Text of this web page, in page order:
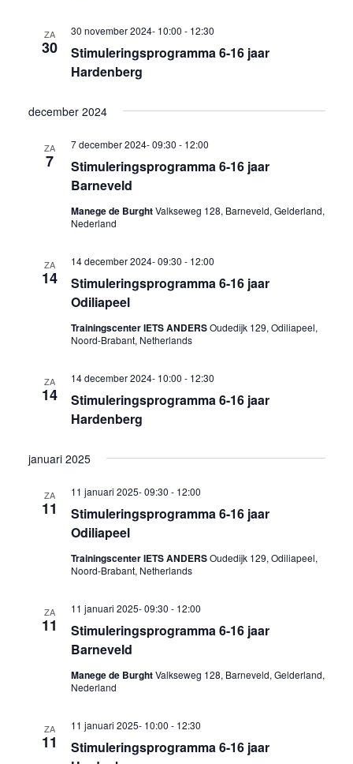
ZA
30
Stimuleringsprogramma 6-16 jaar
Hardenberg
30 november 2024- 10:00 - 12:30
december 2024
ZA
7
Stimuleringsprogramma 6-16 jaar
Barneveld
7 december 2024- 09:30 - 12:00
Manege de BurghtValkseweg 128, Barneveld, Gelderland,
Nederland
ZA
14
Stimuleringsprogramma 6-16 jaar
Odiliapeel
14 december 2024- 09:30 - 12:00
Trainingscenter IETS ANDERSOudedijk 129, Odiliapeel,
Noord-Brabant, Netherlands
ZA
14
Stimuleringsprogramma 6-16 jaar
Hardenberg
14 december 2024- 10:00 - 12:30
januari 2025
ZA
11
Stimuleringsprogramma 6-16 jaar
Odiliapeel
11 januari 2025- 09:30 - 12:00
Trainingscenter IETS ANDERSOudedijk 129, Odiliapeel,
Noord-Brabant, Netherlands
ZA
11
Stimuleringsprogramma 6-16 jaar
Barneveld
11 januari 2025- 09:30 - 12:00
Manege de BurghtValkseweg 128, Barneveld, Gelderland,
Nederland
ZA
11
Stimuleringsprogramma 6-16 jaar
11 januari 2025- 10:00 - 12:30